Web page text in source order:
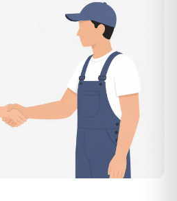
schildern einmal, was raus
Festpreis-Angebote geprüfter
zum Vergleichen. Bezahlt wird
Sie selbst auswählen.
einer normalen
Wohnung mit rund 65 m² liegen
bei etwa 1.840 €, das entspricht
Quadratmeter. Zugänglichkeit
und Sperrmüllanteil verschieben
unten — den genauen
Entrümpler nach kurzer